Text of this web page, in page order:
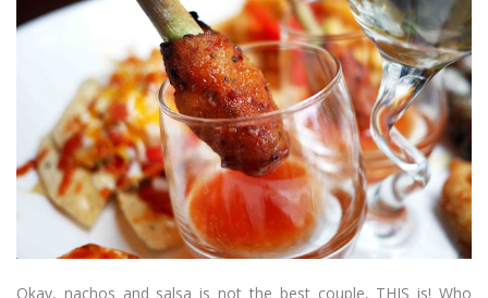
Okay, nachos and salsa is not the best couple, THIS is! Who